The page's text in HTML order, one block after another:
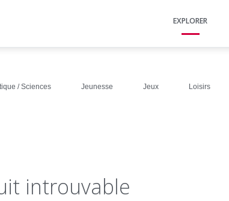
EXPLORER
/ Sciences Jeunesse Jeux Loisirs
introuvable